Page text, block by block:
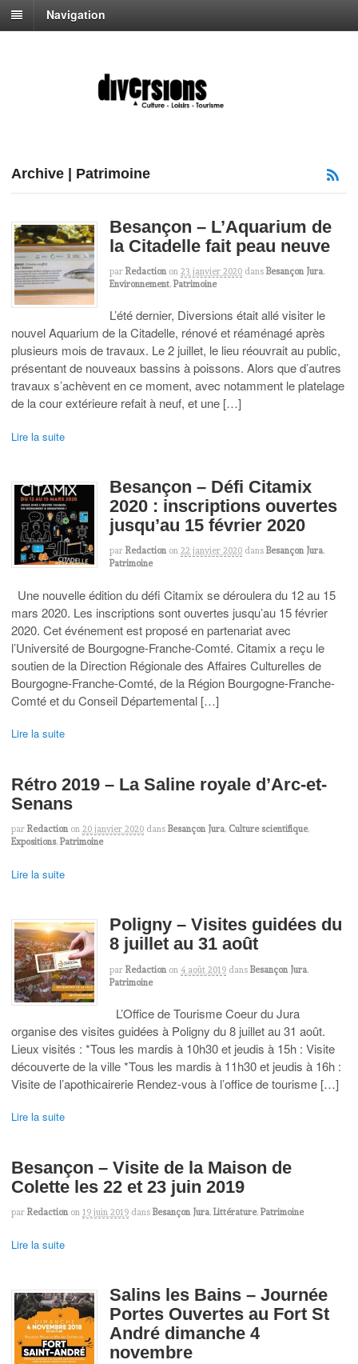
Navigation
Archive | Patrimoine
Besançon – L’Aquarium de
la Citadelle fait peau neuve
par Redaction on 23 janvier 2020 dans Besançon Jura,
Environnement, Patrimoine
L’été dernier, Diversions était allé visiter le
nouvel Aquarium de la Citadelle, rénové et réaménagé après
plusieurs mois de travaux. Le 2 juillet, le lieu réouvrait au public,
présentant de nouveaux bassins à poissons. Alors que d’autres
travaux s’achèvent en ce moment, avec notamment le platelage
de la cour extérieure refait à neuf, et une […]
Lire la suite
Besançon – Défi Citamix
2020 : inscriptions ouvertes
jusqu’au 15 février 2020
par Redaction on 22 janvier 2020 dans Besançon Jura,
Patrimoine
Une nouvelle édition du défi Citamix se déroulera du 12 au 15
mars 2020. Les inscriptions sont ouvertes jusqu’au 15 février
2020. Cet événement est proposé en partenariat avec
l’Université de Bourgogne-Franche-Comté. Citamix a reçu le
soutien de la Direction Régionale des Affaires Culturelles de
Bourgogne-Franche-Comté, de la Région Bourgogne-Franche-
Comté et du Conseil Départemental […]
Lire la suite
Rétro 2019 – La Saline royale d’Arc-et-
Senans
par Redaction on 20 janvier 2020 dans Besançon Jura, Culture scientifique,
Expositions, Patrimoine
Lire la suite
Poligny – Visites guidées du
8 juillet au 31 août
par Redaction on 4 août 2019 dans Besançon Jura,
Patrimoine
L’Office de Tourisme Coeur du Jura
organise des visites guidées à Poligny du 8 juillet au 31 août.
Lieux visités : *Tous les mardis à 10h30 et jeudis à 15h : Visite
découverte de la ville *Tous les mardis à 11h30 et jeudis à 16h :
Visite de l’apothicairerie Rendez-vous à l’office de tourisme […]
Lire la suite
Besançon – Visite de la Maison de
Colette les 22 et 23 juin 2019
par Redaction on 19 juin 2019 dans Besançon Jura, Littérature, Patrimoine
Lire la suite
Salins les Bains – Journée
Portes Ouvertes au Fort St
André dimanche 4
novembre